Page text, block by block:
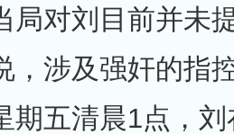
局对刘目前并未
，涉及强奸的指
期五清晨1点，